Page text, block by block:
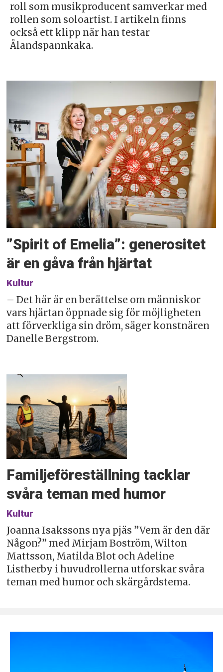
roll som musikproducent samverkar med
rollen som soloartist. I artikeln finns
också ett klipp när han testar
Ålandspannkaka.
”Spirit of Emelia”: generositet
är en gåva från hjärtat
Kultur
– Det här är en berättelse om människor
vars hjärtan öppnade sig för möjligheten
att förverkliga sin dröm, säger konstnären
Danelle Bergstrom.
Familjeföreställning tacklar
svåra teman med humor
Kultur
Joanna Isakssons nya pjäs ”Vem är den där
Någon?” med Mirjam Boström, Wilton
Mattsson, Matilda Blot och Adeline
Listherby i huvudrollerna utforskar svåra
teman med humor och skärgårdstema.